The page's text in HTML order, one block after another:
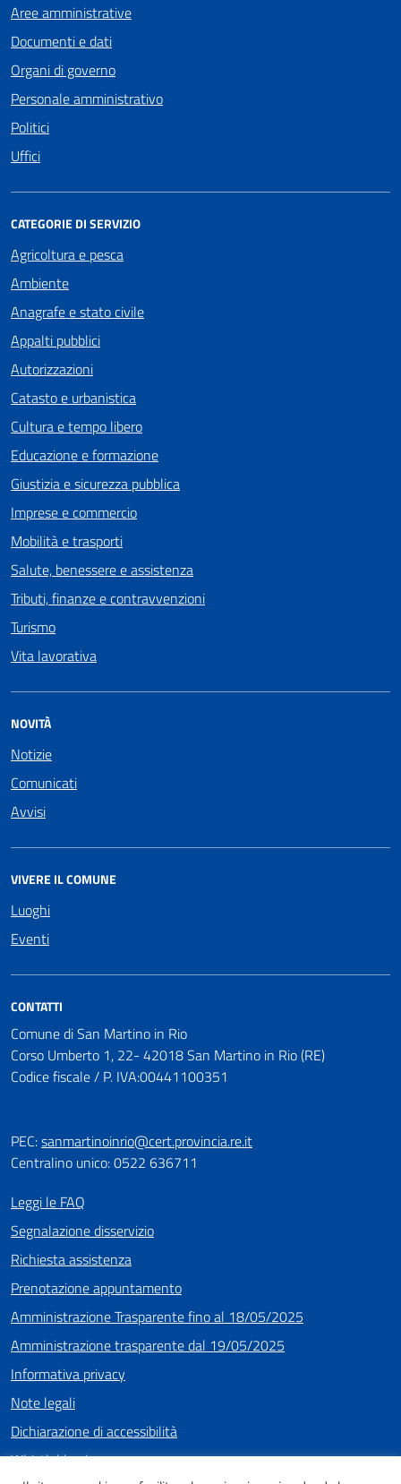
Aree amministrative
Documenti e dati
Organi di governo
Personale amministrativo
Politici
Uffici
CATEGORIE DI SERVIZIO
Agricoltura e pesca
Ambiente
Anagrafe e stato civile
Appalti pubblici
Autorizzazioni
Catasto e urbanistica
Cultura e tempo libero
Educazione e formazione
Giustizia e sicurezza pubblica
Imprese e commercio
Mobilità e trasporti
Salute, benessere e assistenza
Tributi, finanze e contravvenzioni
Turismo
Vita lavorativa
NOVITÀ
Notizie
Comunicati
Avvisi
VIVERE IL COMUNE
Luoghi
Eventi
CONTATTI
Comune di San Martino in Rio
Corso Umberto 1, 22- 42018 San Martino in Rio (RE)
Codice fiscale / P. IVA:00441100351
PEC:sanmartinoinrio@cert.provincia.re.it
Centralino unico: 0522 636711
Leggi le FAQ
Segnalazione disservizio
Richiesta assistenza
Prenotazione appuntamento
Amministrazione Trasparente fino al 18/05/2025
Amministrazione trasparente dal 19/05/2025
Informativa privacy
Note legali
Dichiarazione di accessibilità
Whistleblowing